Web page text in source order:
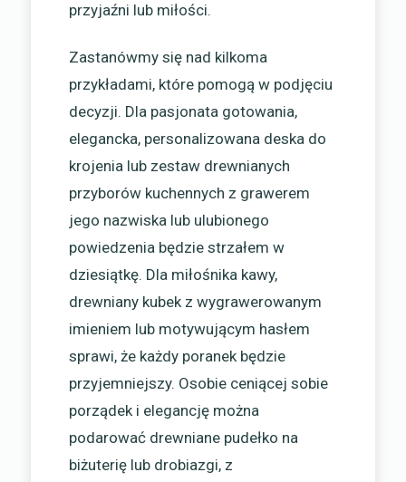
przyjaźni lub miłości.
Zastanówmy się nad kilkoma
przykładami, które pomogą w podjęciu
decyzji. Dla pasjonata gotowania,
elegancka, personalizowana deska do
krojenia lub zestaw drewnianych
przyborów kuchennych z grawerem
jego nazwiska lub ulubionego
powiedzenia będzie strzałem w
dziesiątkę. Dla miłośnika kawy,
drewniany kubek z wygrawerowanym
imieniem lub motywującym hasłem
sprawi, że każdy poranek będzie
przyjemniejszy. Osobie ceniącej sobie
porządek i elegancję można
podarować drewniane pudełko na
biżuterię lub drobiazgi, z